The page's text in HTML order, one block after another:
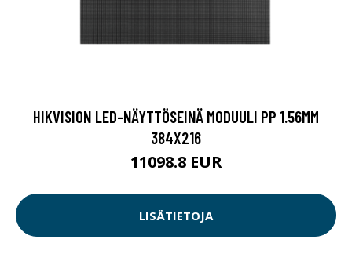
HIKVISION LED-NÄYTTÖSEINÄ MODUULI PP 1.56MM
384X216
11098.8 EUR
LISÄTIETOJA